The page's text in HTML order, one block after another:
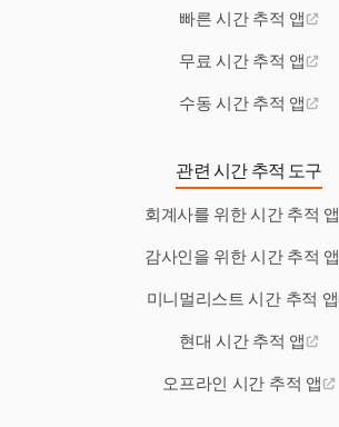
빠른 시간 추적 앱
무료 시간 추적 앱
수동 시간 추적 앱
관련 시간 추적 도구
회계사를 위한 시간 추적 앱
감사인을 위한 시간 추적 앱
미니멀리스트 시간 추적 앱
현대 시간 추적 앱
오프라인 시간 추적 앱